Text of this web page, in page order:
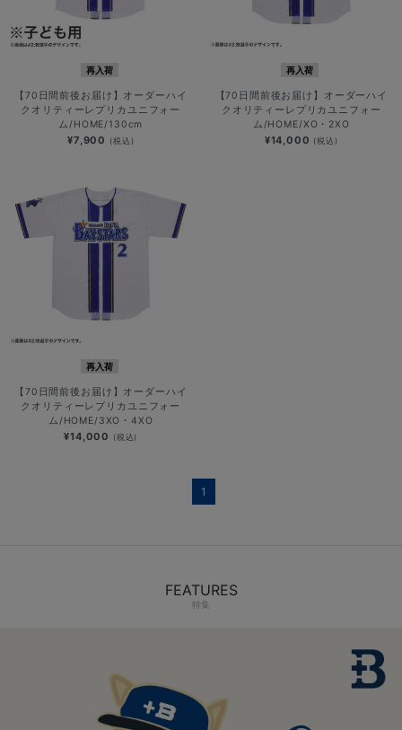
再入荷
【70日間前後お届け】オーダーハイ
クオリティーレプリカユニフォー
ム/HOME/130cm
¥7,900 (税込)
再入荷
【70日間前後お届け】オーダーハイ
クオリティーレプリカユニフォー
ム/HOME/XO・2XO
¥14,000 (税込)
再入荷
【70日間前後お届け】オーダーハイ
クオリティーレプリカユニフォー
ム/HOME/3XO・4XO
¥14,000 (税込)
1
FEATURES
特集